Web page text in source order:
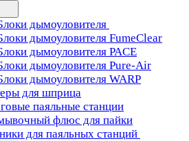
дымоуловителя
дымоуловителя FumeClear
дымоуловителя PACE
дымоуловителя Pure-Air
дымоуловителя WARP
для шприца
паяльные станции
флюс для пайки
для паяльных станций